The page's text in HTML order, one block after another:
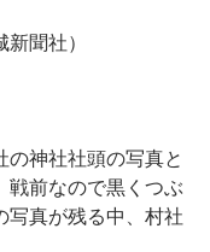
聞社）
神社社頭の写真と
戦前なので黒くつぶ
写真が残る中、村社